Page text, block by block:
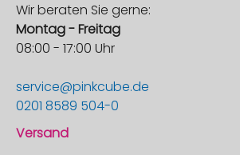
Wir beraten Sie gerne:
Montag - Freitag
08:00 - 17:00 Uhr
service@pinkcube.de
0201 8589 504-0
Versand